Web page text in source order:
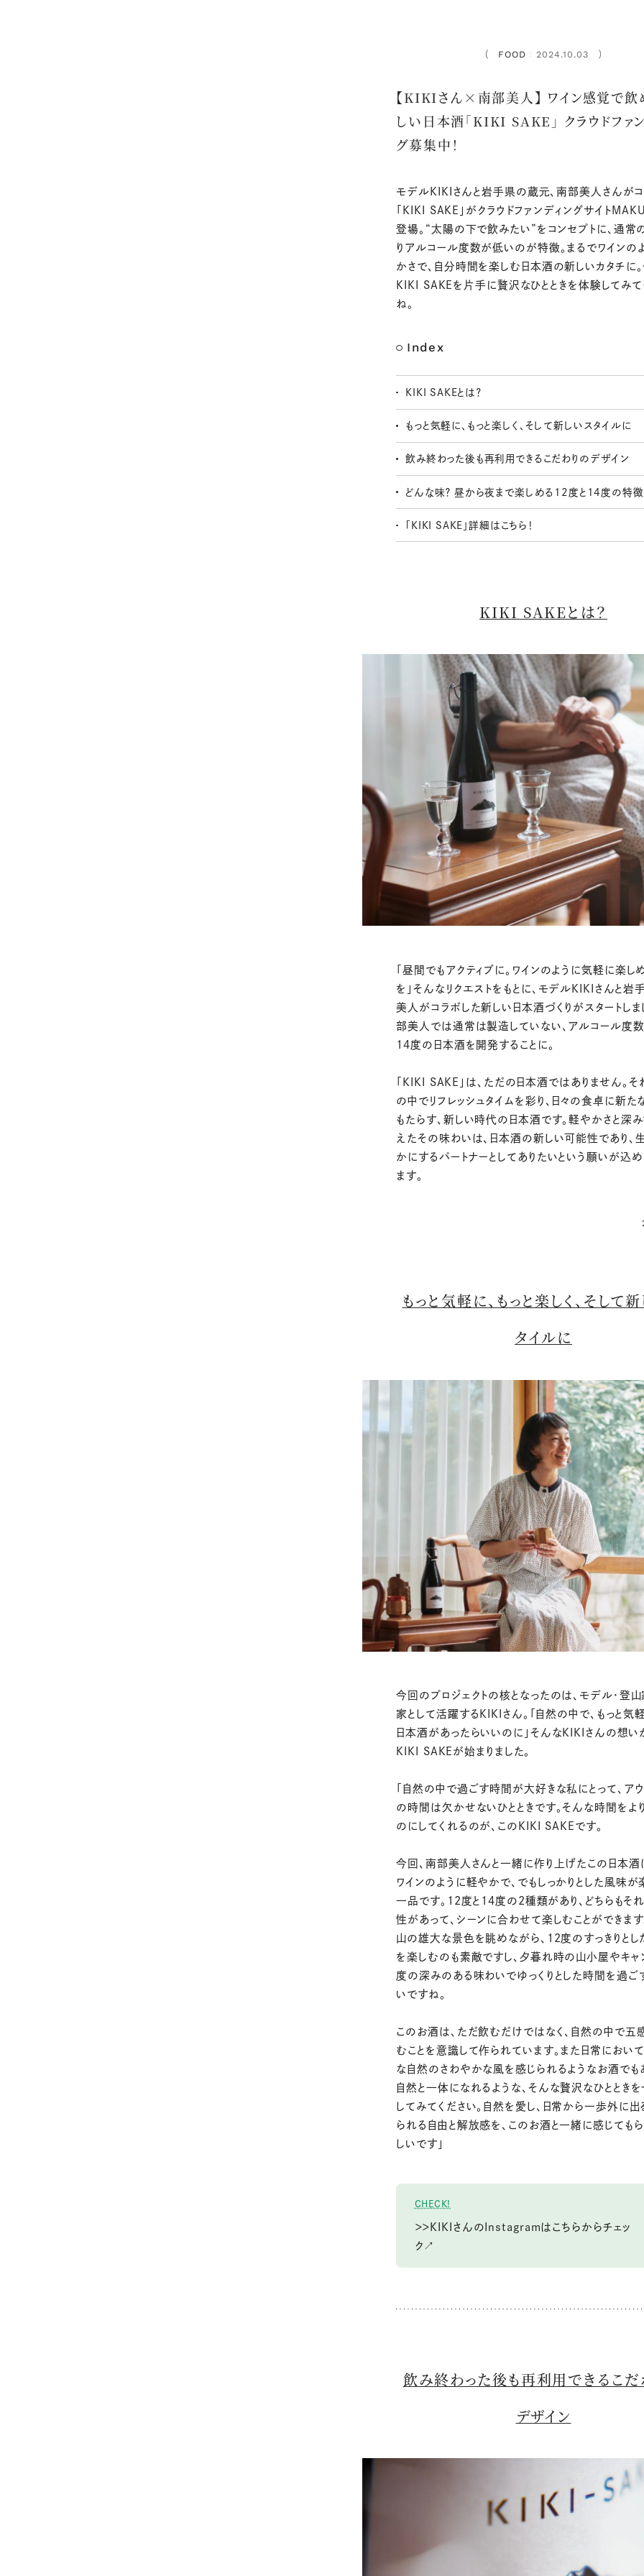
FOOD ： 2024.10.03
【KIKIさん×南部美人】 ワイン感覚で飲
しい日本酒「KIKI SAKE」 クラウドファ
グ募集中！
モデルKIKIさんと岩手県の蔵元、南部美人さんが
「KIKI SAKE」がクラウドファンディングサイト
登場。“太陽の下で飲みたい”をコンセプトに、通常
りアルコール度数が低いのが特徴。まるでワインの
かさで、自分時間を楽しむ日本酒の新しいカタチに。
KIKI SAKEを片手に贅沢なひとときを体験してみて
ね。
Index
KIKI SAKEとは？
もっと気軽に、もっと楽しく、そして新しいスタイルに
飲み終わった後も再利用できるこだわりのデザイン
どんな味？ 昼から夜まで楽しめる12度と14度の特徴
「KIKI SAKE」詳細はこちら！
KIKI SAKEとは？
「昼間でもアクティブに。ワインのように気軽に楽し
を」そんなリクエストをもとに、モデルKIKIさんと岩
美人がコラボした新しい日本酒づくりがスタートしま
部美人では通常は製造していない、アルコール度
14度の日本酒を開発することに。
「KIKI SAKE」は、ただの日本酒ではありません。そ
の中でリフレッシュタイムを彩り、日々の食卓に新た
もたらす、新しい時代の日本酒です。軽やかさと深
えたその味わいは、日本酒の新しい可能性であり、
かにするパートナーとしてありたいという願いが込
ます。
もっと気軽に、もっと楽しく、そして
タイルに
今回のプロジェクトの核となったのは、モデル・登山
家として活躍するKIKIさん。「自然の中で、もっと気
日本酒があったらいいのに」そんなKIKIさんの想い
KIKI SAKEが始まりました。
「自然の中で過ごす時間が大好きな私にとって、ア
の時間は欠かせないひとときです。そんな時間をよ
のにしてくれるのが、このKIKI SAKEです。
今回、南部美人さんと一緒に作り上げたこの日本酒
ワインのように軽やかで、でもしっかりとした風味が
一品です。12度と14度の2種類があり、どちらもそ
性があって、シーンに合わせて楽しむことができます
山の雄大な景色を眺めながら、12度のすっきりとし
を楽しむのも素敵ですし、夕暮れ時の山小屋やキ
度の深みのある味わいでゆっくりとした時間を過ご
いですね。
このお酒は、ただ飲むだけではなく、自然の中で五
むことを意識して作られています。また日常において
な自然のさわやかな風を感じられるようなお酒でも
自然と一体になれるような、そんな贅沢なひととき
してみてください。自然を愛し、日常から一歩外に出
られる自由と解放感を、このお酒と一緒に感じても
しいです」
CHECK!
＞＞KIKIさんのInstagramはこちらからチェッ
ク↗
飲み終わった後も再利用できるこ
デザイン